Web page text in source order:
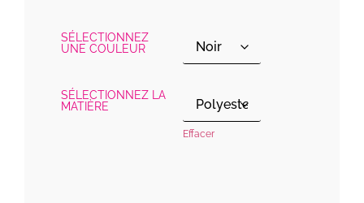
SÉLECTIONNEZ
UNE COULEUR
SÉLECTIONNEZ LA
MATIÈRE
Effacer